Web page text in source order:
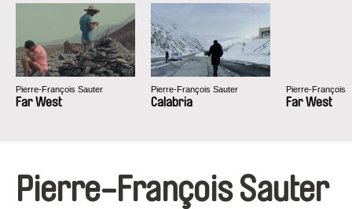
Pierre-François Sauter
Far West
Pierre-François Sauter
Calabria
Pierre-François
Far West
Pierre-François Sauter